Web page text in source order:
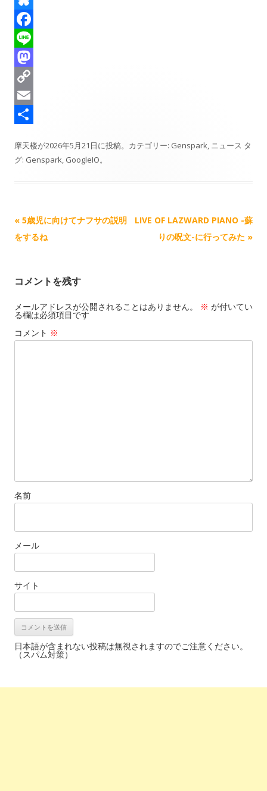
h
r
e
a
d
s
B
u
e
s
k
F
a
c
e
b
o
L
n
e
M
a
s
o
C
o
y
E
a
有
摩天楼が2026年5月21日に投稿。カテゴリー: Genspark, ニュース タ
グ: Genspark, GoogleIO。
記
事
ゲ
ー
シ
ョ
« 5歳児に向けてナフサの説明
をするね
LIVE OF LAZWARD PIANO -蘇
りの呪文-に行ってみた »
コメントを残す
メールアドレスが公開されることはありません。 ※ が付いてい
る欄は必須項目です
コメント ※
名前
メール
サイト
日本語が含まれない投稿は無視されますのでご注意ください。
（スパム対策）